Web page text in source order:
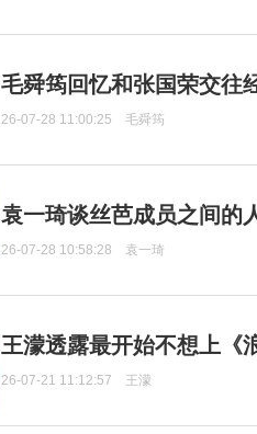
毛舜筠回忆和张国荣交往
26-07-28 11:00:25 毛舜筠
袁一琦谈丝芭成员之间的
26-07-28 10:58:28 袁一琦
王濛透露最开始不想上《
26-07-21 11:12:57 王濛